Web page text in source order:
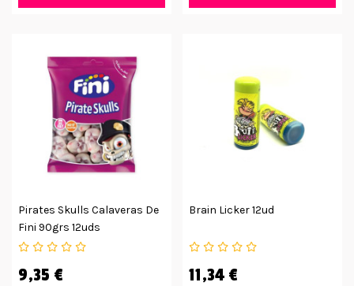
Pirates Skulls Calaveras De
Fini 90grs 12uds
9,35 €
Brain Licker 12ud
11,34 €